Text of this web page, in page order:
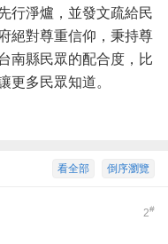
行淨爐，並發文疏給民
絕對尊重信仰，秉持尊
南縣民眾的配合度，比
更多民眾知道。
倒序瀏覽
看全部
2#